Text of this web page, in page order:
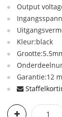
Output
Kleur:black
Garantie:12